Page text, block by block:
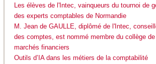
Les élèves de l'Intec, vainqueurs du tournoi de
des experts comptables de Normandie
M. Jean de GAULLE, diplômé de l'Intec,
des comptes, est nommé membre du collège
marchés financiers
Outils d’IA dans les métiers de la comptabilité